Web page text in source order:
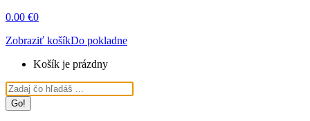
0.00 €0
Zobraziť košíkDo pokladne
Košík je prázdny
Search: